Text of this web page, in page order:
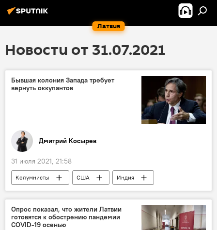
Латвия
Новости от 31.07.2021
Бывшая колония Запада требует
вернуть оккупантов
Дмитрий Косырев
31 июля 2021, 21:58
Колумнисты США
Индия
Госдепартамент США
Опрос показал, что жители Латвии
готовятся к обострению пандемии
COVID-19 осенью